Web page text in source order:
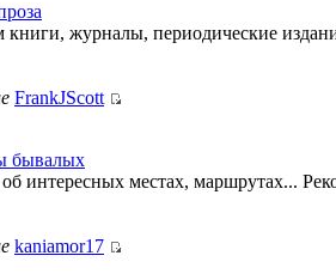
журналы, периодические
FrankJScott
бывалых
интересных местах, маршрутах...
kaniamor17